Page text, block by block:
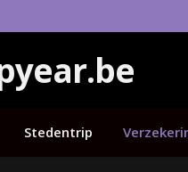
Stedentrip